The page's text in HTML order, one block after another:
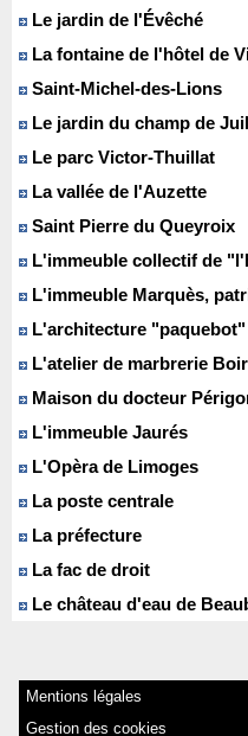
Le jardin de l'Évêché
La fontaine de l'hôtel de
Saint-Michel-des-Lions
Le jardin du champ de
Le parc Victor-Thuillat
La vallée de l'Auzette
Saint Pierre du Queyroix
L'immeuble collectif de
L'immeuble Marquès,
L'architecture
L'atelier de marbrerie
Maison du docteur
L'immeuble Jaurés
L'Opèra de Limoges
La poste centrale
La préfecture
La fac de droit
Le château d'eau de
Mentions légales
Gestion des cookies